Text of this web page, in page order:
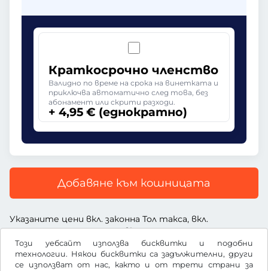
Този уебсайт използва бисквитки и подобни
технологии. Някои бисквитки са задължителни, други
се използват от нас, както и от трети страни за
Краткосрочно членство
Валидно по време на срока на винетката и
приключва автоматично след това, без
абонамент или скрити разходи.
+ 4,95 € (еднократно)
Добавяне към кошницата
Указаните цени вкл. законна Тол такса, вкл.
заплащане за услугата и вкл. ДДС